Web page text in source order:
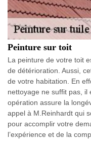
Peinture sur toit
La peinture de votre toit
de détérioration. Aussi,
de votre habitation. En
nettoyage ne suffit pas, il
opération assure la
appel à M.Reinhardt qui
pour accomplir votre
l’expérience et de la